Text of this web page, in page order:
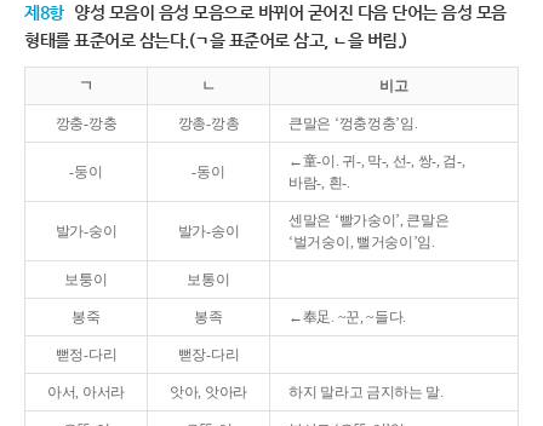
제8항 양성 모음이 음성 모음으로 바뀌어 굳어진 다음 단어는 음성 모음
형태를 표준어로 삼는다.(ㄱ을 표준어로 삼고, ㄴ을 버림.)
ㄱ ㄴ 비고
깡충-깡충 깡총-깡총 큰말은 ‘껑충껑충’임.
-둥이 -동이
←童-이. 귀-, 막-, 선-, 쌍-, 검-,
바람-, 흰-.
발가-숭이 발가-송이
센말은 ‘빨가숭이’, 큰말은
‘벌거숭이, 뻘거숭이’임.
보퉁이 보통이
봉죽 봉족 ←奉足. ~꾼, ~들다.
뻗정-다리 뻗장-다리
아서, 아서라 앗아, 앗아라 하지 말라고 금지하는 말.